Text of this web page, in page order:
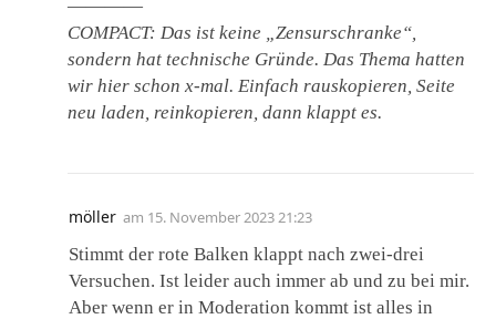
————
COMPACT: Das ist keine „Zensurschranke“,
sondern hat technische Gründe. Das Thema hatten
wir hier schon x-mal. Einfach rauskopieren, Seite
neu laden, reinkopieren, dann klappt es.
möller am 15. November 2023 21:23
Stimmt der rote Balken klappt nach zwei-drei
Versuchen. Ist leider auch immer ab und zu bei mir.
Aber wenn er in Moderation kommt ist alles in